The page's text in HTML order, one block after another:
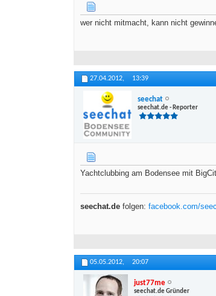
wer nicht mitmacht, kann nicht
27.04.2012, 13:39
seechat
seechat.de - Reporter
Yachtclubbing am Bodensee mit
seechat.de folgen: facebook.com/
05.05.2012, 20:07
just77me
seechat.de Gründer